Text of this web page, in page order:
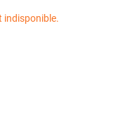
indisponible.